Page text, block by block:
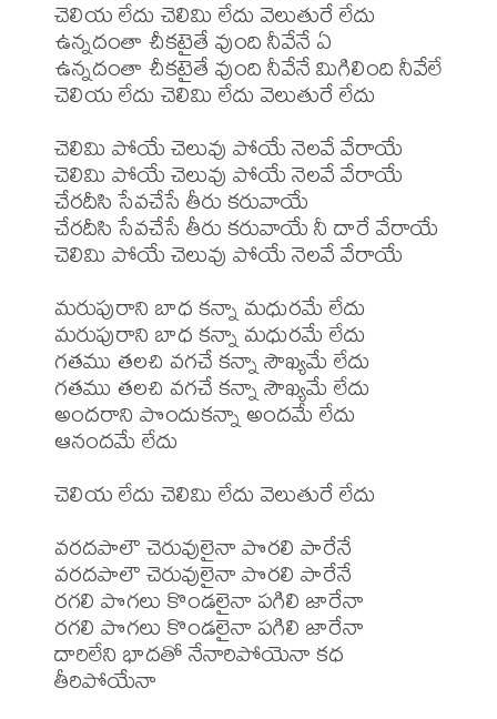
చెలియ లేదు చెలిమి లేదు వెలుతురే లేదు
ఉన్నదంతా చీకటైతే వుంది నీవేనే ఏ
ఉన్నదంతా చీకటైతే వుంది నీవేనే మిగిలింది నీవేలే
చెలియ లేదు చెలిమి లేదు వెలుతురే లేదు
చెలిమి పోయే చెలువు పోయే నెలవే వేరాయే
చెలిమి పోయే చెలువు పోయే నెలవే వేరాయే
చేరదీసి సేవచేసే తీరు కరువాయే
చేరదీసి సేవచేసే తీరు కరువాయే నీ దారే వేరాయే
చెలిమి పోయే చెలువు పోయే నెలవే వేరాయే
మరుపురాని బాధ కన్నా మధురమే లేదు
మరుపురాని బాధ కన్నా మధురమే లేదు
గతము తలచి వగచే కన్నా సౌఖ్యమే లేదు
గతము తలచి వగచే కన్నా సౌఖ్యమే లేదు
అందరాని పొందుకన్నా అందమే లేదు
ఆనందమే లేదు
చెలియ లేదు చెలిమి లేదు వెలుతురే లేదు
వరదపాలౌ చెరువులైనా పొరలి పారేనే
వరదపాలౌ చెరువులైనా పొరలి పారేనే
రగలి పొగలు కొండలైనా పగిలి జారేనా
రగలి పొగలు కొండలైనా పగిలి జారేనా
దారిలేని భాదతో నేనారిపోయెనా కధ
తీరిపోయేనా